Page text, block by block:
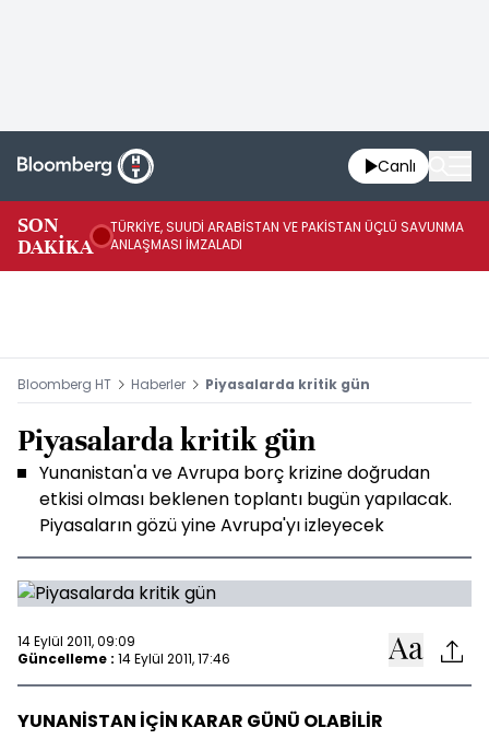
Canlı
SON
DAKİKA
TÜRKİYE, SUUDİ ARABİSTAN VE PAKİSTAN ÜÇLÜ SAVUNMA
ANLAŞMASI İMZALADI
Bloomberg HT Haberler Piyasalarda kritik gün
Piyasalarda kritik gün
Yunanistan'a ve Avrupa borç krizine doğrudan
etkisi olması beklenen toplantı bugün yapılacak.
Piyasaların gözü yine Avrupa'yı izleyecek
14 Eylül 2011, 09:09
Güncelleme : 14 Eylül 2011, 17:46
YUNANİSTAN İÇİN KARAR GÜNÜ OLABİLİR